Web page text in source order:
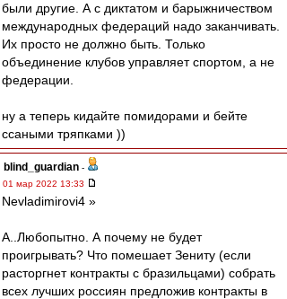
были другие. А с диктатом и барыжничеством
международных федераций надо заканчивать.
Их просто не должно быть. Только
объединение клубов управляет спортом, а не
федерации.
ну а теперь кидайте помидорами и бейте
ссаными тряпками ))
blind_guardian -
01 мар 2022 13:33
Nevladimirovi4 »
А..Любопытно. А почему не будет
проигрывать? Что помешает Зениту (если
расторгнет контракты с бразильцами) собрать
всех лучших россиян предложив контракты в